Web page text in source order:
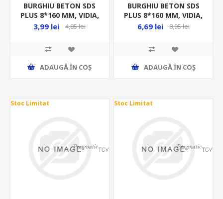
BURGHIU BETON SDS
PLUS 8*160 MM, VIDIA,
23680
3,99 lei 4,85 lei
ADAUGĂ ȊN COŞ
BURGHIU BETON SDS
PLUS 8*160 MM, VIDIA,
YT-4205
6,69 lei 8,95 lei
ADAUGĂ ȊN COŞ
Stoc Limitat Stoc Limitat